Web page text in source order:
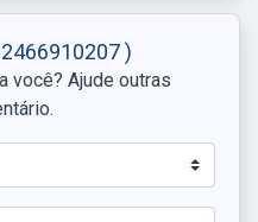
)
você? Ajude outras